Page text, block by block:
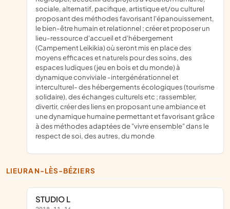
sociale, alternatif, pacifique, artistique et/ou culturel
proposant des méthodes favorisant l'épanouissement,
le bien-être humain et relationnel ; créer et proposer un
lieu-ressource d'accueil et d'hébergement
(Campement Leikikia) où seront mis en place des
moyens efficaces et naturels pour des soins, des
espaces ludiques (jeu en bois et du monde) à
dynamique conviviale -intergénérationnel et
interculturel- des hébergements écologiques (tourisme
solidaire), des échanges culturels etc ; rassembler,
divertir, créer des liens en proposant une ambiance et
une dynamique humaine permettant et favorisant grâce
à des méthodes adaptées de "vivre ensemble" dans le
respect de soi, des autres, du monde
LIEURAN-LÈS-BÉZIERS
STUDIO L